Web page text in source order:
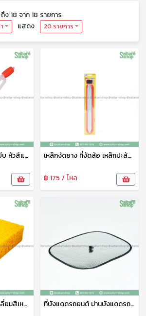
ง 18 จาก 18 รายการ
แสดง 20 รายการ
ที่สูบน้ำ-น้ำมันแบบมือบีบ หัวสีแดง No.014 ใช้งานง่าย นำ้หนักเบา ใช้งานทนทาน เหล็กงัดยาง ที่งัดล้อ เหล็กปะล้อรถ เหล็กงัดล้อรถ
฿ 175 / โหล
ฟองน้ำล้างรถทรงสี่เหลี่ยมสีเหลือง No.11-97 ฟองน้ำหนา ไม่ยุ่ยอละใช้ได้นาน ที่บังแดดรถยนต์ ม่านบังแดดรถยนต์ ป้องกันแสง UV พับเก็บได้